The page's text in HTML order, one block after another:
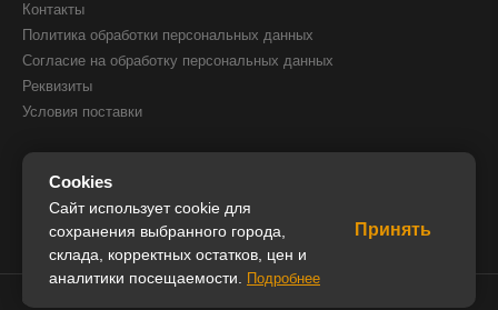
Контакты
Политика обработки персональных данных
Согласие на обработку персональных данных
Реквизиты
Условия поставки
КОНТАКТЫ
8(800) 505 51 05
8(391) 205 00 05
info@iceglobal.ru
© 2026 IceGlobal. Все права защищены.
Cookies
Сайт использует cookie для
сохранения выбранного города,
склада, корректных остатков, цен и
аналитики посещаемости.
Подробнее
Принять